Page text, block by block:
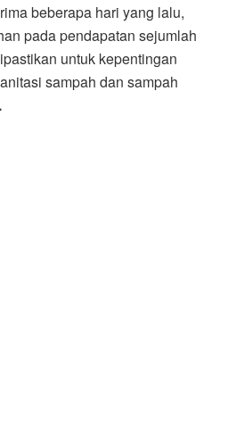
beberapa hari yang lalu,
pada pendapatan sejumlah
untuk kepentingan
sampah dan sampah